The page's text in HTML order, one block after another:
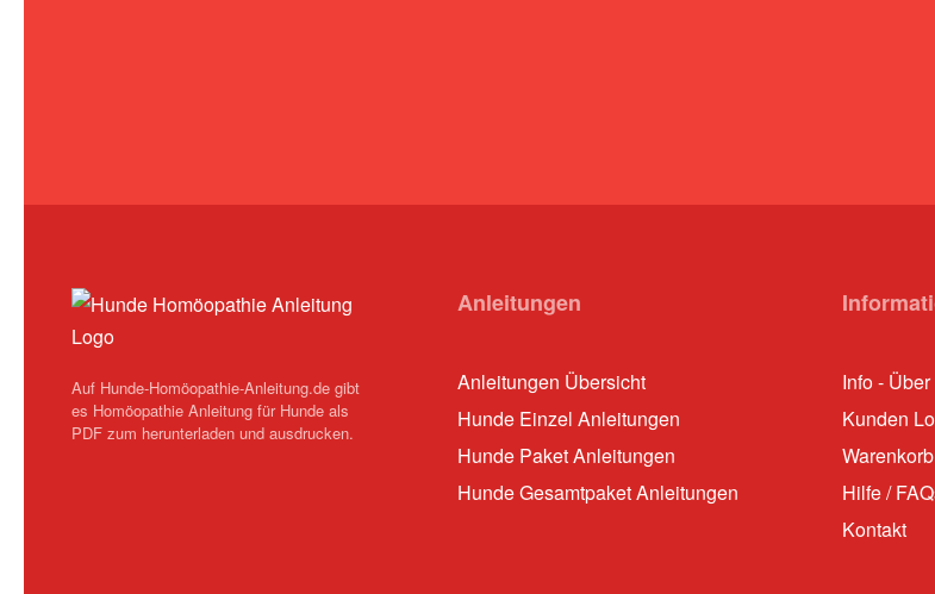
Auf Hunde-Homöopathie-Anleitung.de gibt
es Homöopathie Anleitung für Hunde als
PDF zum herunterladen und ausdrucken.
Anleitungen
Anleitungen Übersicht
Hunde Einzel Anleitungen
Hunde Paket Anleitungen
Hunde Gesamtpaket Anleitungen
Info -
Kunden
Warenkorb
Hilfe /
Kontakt